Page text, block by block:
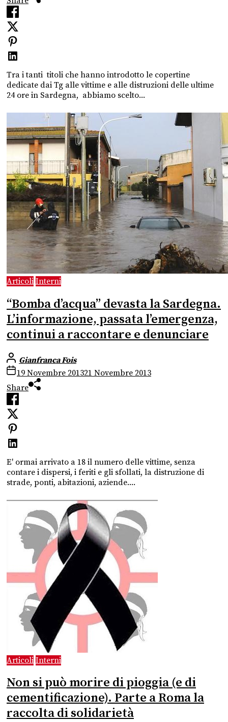
Tra i tanti titoli che hanno introdotto le copertine
dedicate dai Tg alle vittime e alle distruzioni delle ultime
24 ore in Sardegna, abbiamo scelto...
Articoli Interni
“Bomba d’acqua” devasta la Sardegna.
L’informazione, passata l’emergenza,
continui a raccontare e denunciare
Gianfranca Fois
19 Novembre 201321 Novembre 2013
Share
E' ormai arrivato a 18 il numero delle vittime, senza
contare i dispersi, i feriti e gli sfollati, la distruzione di
strade, ponti, abitazioni, aziende....
Articoli Interni
Non si può morire di pioggia (e di
cementificazione). Parte a Roma la
raccolta di solidarietà